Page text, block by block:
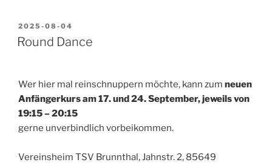
VERÖFFENTLICHT
AM
2025-08-04
Round Dance
Wer hier mal reinschnuppern möchte, kann zum neuen
Anfängerkurs am 17. und 24. September, jeweils von
19:15 – 20:15
gerne unverbindlich vorbeikommen.
Vereinsheim TSV Brunnthal, Jahnstr. 2, 85649